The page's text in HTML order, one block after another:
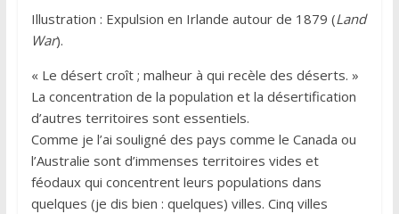
Illustration : Expulsion en Irlande autour de 1879 (Land
War).
« Le désert croît ; malheur à qui recèle des déserts. »
La concentration de la population et la désertification
d’autres territoires sont essentiels.
Comme je l’ai souligné des pays comme le Canada ou
l’Australie sont d’immenses territoires vides et
féodaux qui concentrent leurs populations dans
quelques (je dis bien : quelques) villes. Cinq villes